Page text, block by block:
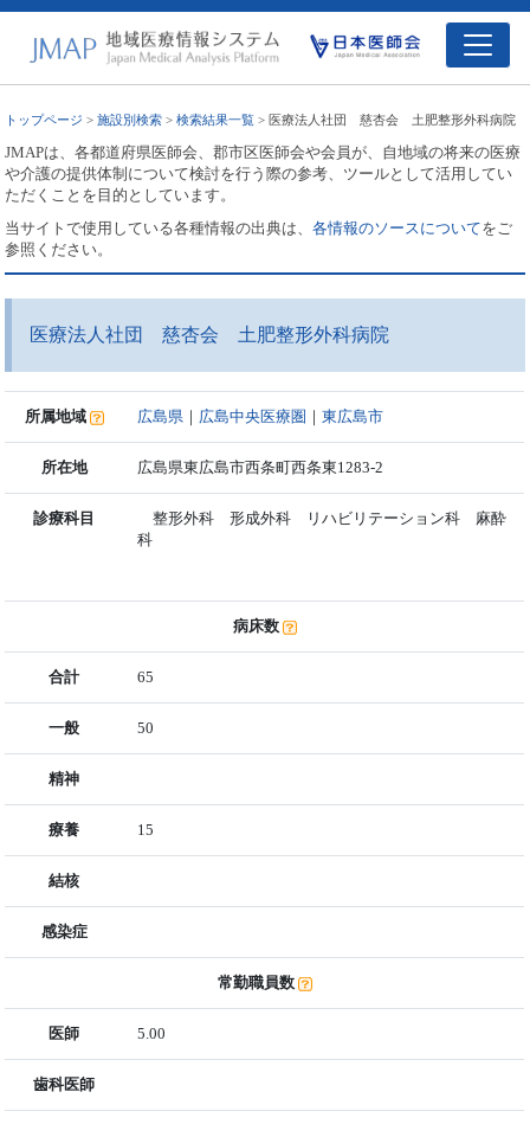
トップページ >施設別検索 >検索結果一覧 > 医療法人社団 慈杏会 土肥整形外科病院
JMAPは、各都道府県医師会、郡市区医師会や会員が、自地域の将来の医療
や介護の提供体制について検討を行う際の参考、ツールとして活用してい
ただくことを目的としています。
当サイトで使用している各種情報の出典は、各情報のソースについてをご
参照ください。
医療法人社団 慈杏会 土肥整形外科病院
所属地域 広島県 ｜ 広島中央医療圏 ｜東広島市
所在地 広島県東広島市西条町西条東1283-2
診療科目
整形外科 形成外科 リハビリテーション科 麻酔
科
病床数
合計 65
一般 50
精神
療養 15
結核
感染症
常勤職員数
医師 5.00
歯科医師